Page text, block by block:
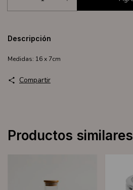
Descripción
Medidas: 16 x 7cm
Compartir
Productos similares